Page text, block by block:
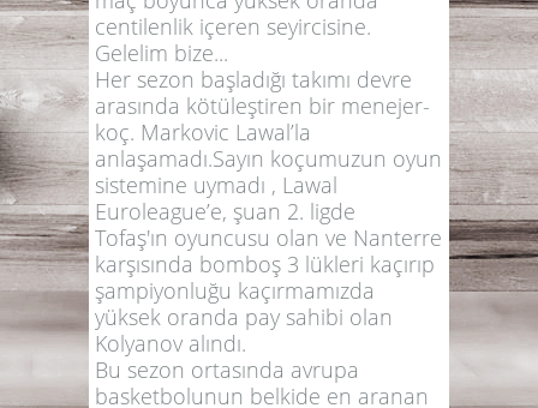
centilenlik içeren seyircisine.
Gelelim bize...
Her sezon başladığı takımı devre
arasında kötüleştiren bir menejer-
koç. Markovic Lawal’la
anlaşamadı.Sayın koçumuzun oyun
sistemine uymadı , Lawal
Euroleague’e, şuan 2. ligde
Tofaş'ın oyuncusu olan ve Nanterre
karşısında bomboş 3 lükleri kaçırıp
şampiyonluğu kaçırmamızda
yüksek oranda pay sahibi olan
Kolyanov alındı.
Bu sezon ortasında avrupa
basketbolunun belkide en aranan